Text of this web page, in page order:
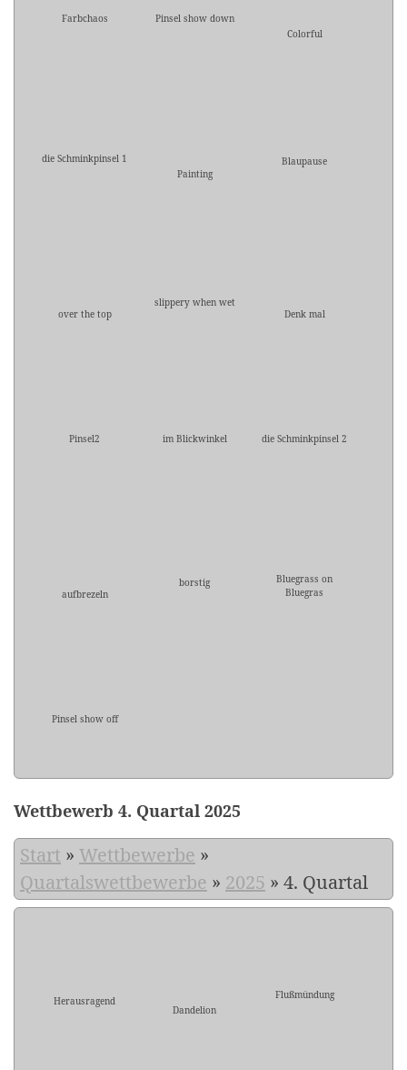
Farbchaos
Pinsel show down
Colorful
die Schminkpinsel 1
Painting
Blaupause
over the top
slippery when wet
Denk mal
Pinsel2 im Blickwinkel die Schminkpinsel 2
aufbrezeln
borstig
Bluegrass on
Bluegras
Pinsel show off
Wettbewerb 4. Quartal 2025
Start » Wettbewerbe »
Quartalswettbewerbe » 2025 » 4. Quartal
Herausragend
Dandelion
Flußmündung